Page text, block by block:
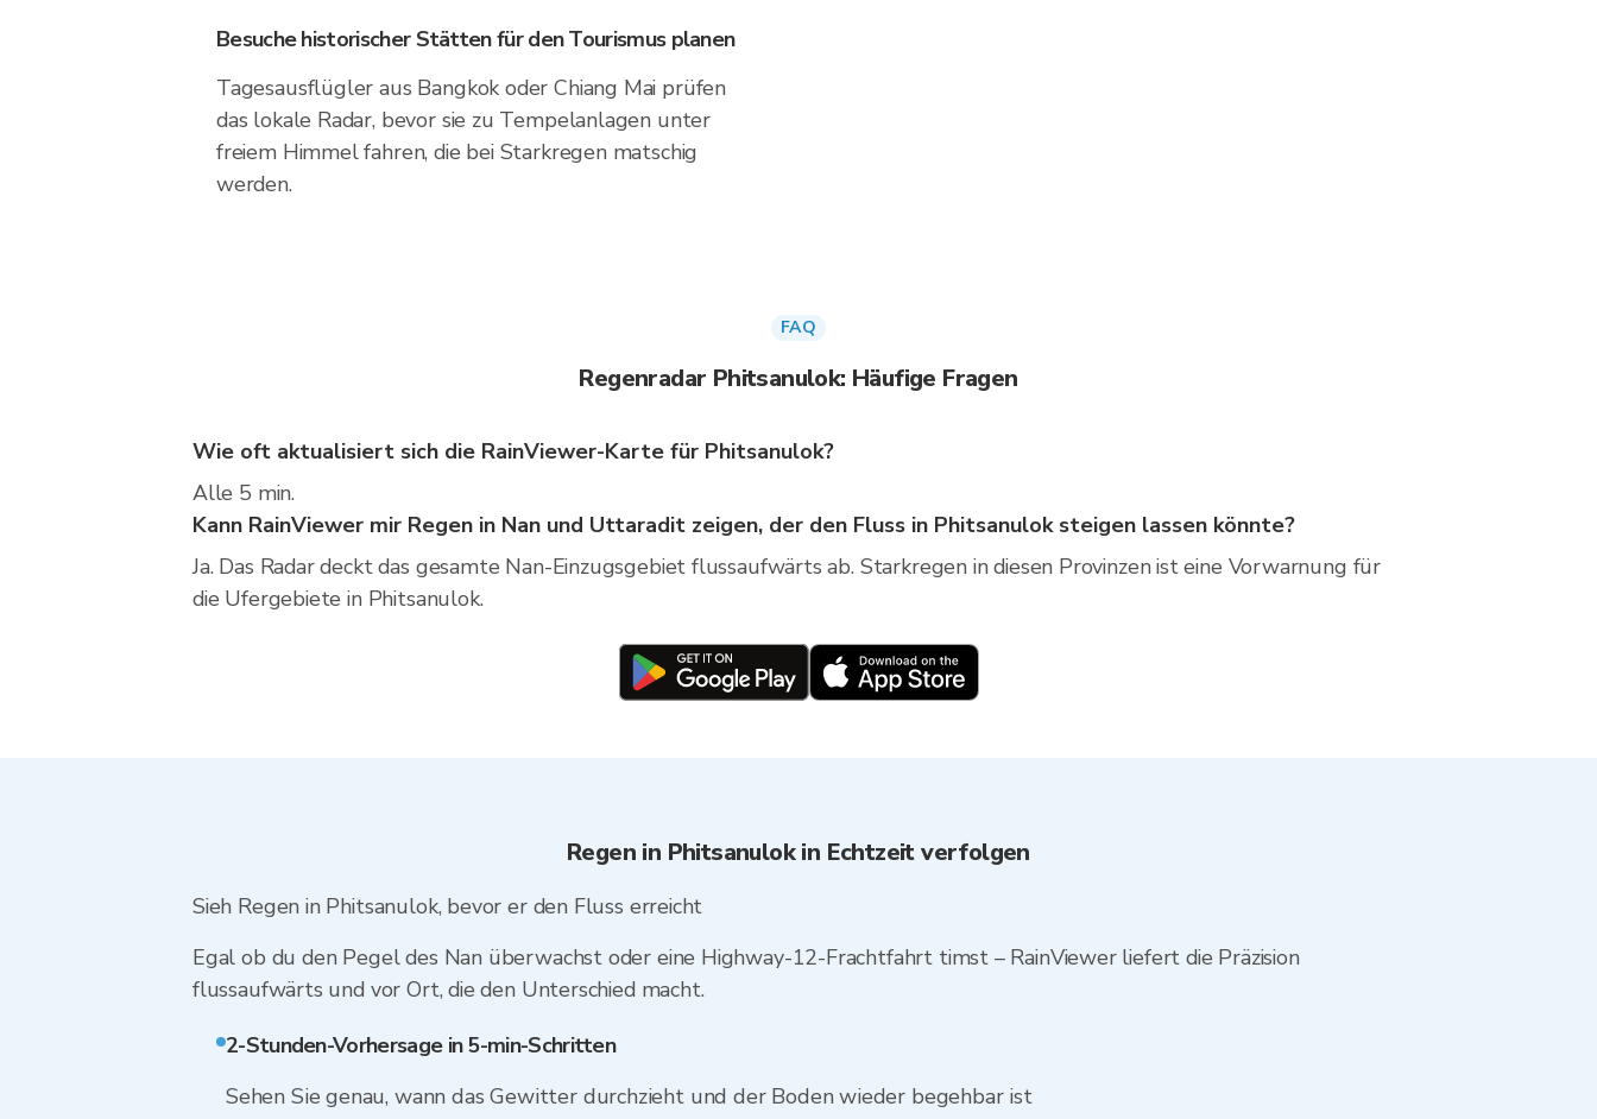
Besuche historischer Stätten für den Tourismus planen
Tagesausflügler aus Bangkok oder Chiang Mai prüfen
das lokale Radar, bevor sie zu Tempelanlagen unter
freiem Himmel fahren, die bei Starkregen matschig
werden.
FAQ
Regenradar Phitsanulok: Häufige Fragen
Wie oft aktualisiert sich die RainViewer-Karte für Phitsanulok?
Alle 5 min.
Kann RainViewer mir Regen in Nan und Uttaradit zeigen, der den Fluss in Phitsanulok steigen lassen könnte?
Ja. Das Radar deckt das gesamte Nan-Einzugsgebiet flussaufwärts ab. Starkregen in diesen Provinzen ist eine Vorwarnung für
die Ufergebiete in Phitsanulok.
Regen in Phitsanulok in Echtzeit verfolgen
Sieh Regen in Phitsanulok, bevor er den Fluss erreicht
Egal ob du den Pegel des Nan überwachst oder eine Highway-12-Frachtfahrt timst – RainViewer liefert die Präzision
flussaufwärts und vor Ort, die den Unterschied macht.
2-Stunden-Vorhersage in 5-min-Schritten
Sehen Sie genau, wann das Gewitter durchzieht und der Boden wieder begehbar ist